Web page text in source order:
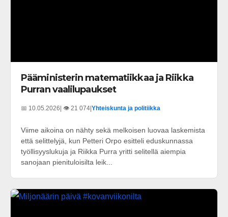
Pääministerin matematiikkaa ja Riikka
Purran vaalilupaukset
📅 10.05.2026 | 👁️ 21 074 Yhteiskunta ja politiikka
Viime aikoina on nähty sekä melkoisen luovaa laskemista
että selittelyjä, kun Petteri Orpo esitteli eduskunnassa
työllisyyslukuja ja Riikka Purra yritti selitellä aiempia
sanojaan pienituloisilta leik...